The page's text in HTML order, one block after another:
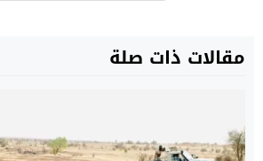
مقالات ذات صلة